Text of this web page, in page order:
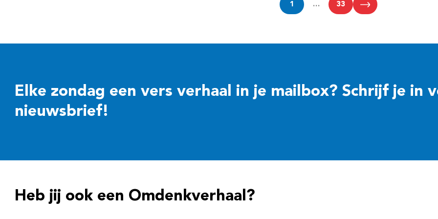
1 … 33
Elke zondag een vers verhaal in je mailbox? Schrijf je in
nieuwsbrief!
Heb jij ook een Omdenkverhaal?